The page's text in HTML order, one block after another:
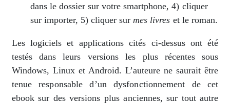
dans le dossier sur votre smartphone, 4) cliquer
sur importer, 5) cliquer sur mes livres et le roman.
Les logiciels et applications cités ci-dessus ont été
testés dans leurs versions les plus récentes sous
Windows, Linux et Android. L’auteure ne saurait être
tenue responsable d’un dysfonctionnement de cet
ebook sur des versions plus anciennes, sur tout autre